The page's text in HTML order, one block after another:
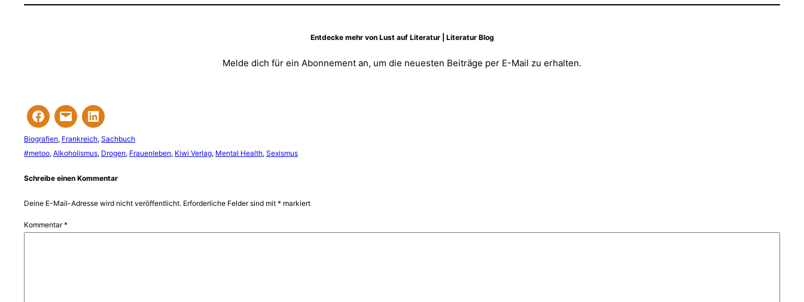
Entdecke mehr von Lust auf Literatur | Literatur Blog
Melde dich für ein Abonnement an, um die neuesten Beiträge per E-Mail zu erhalten.
Biografien, Frankreich, Sachbuch
#metoo, Alkoholismus, Drogen, Frauenleben, Kiwi Verlag, Mental Health, Sexismus
Schreibe einen Kommentar
Deine E-Mail-Adresse wird nicht veröffentlicht. Erforderliche Felder sind mit * markiert
Kommentar*